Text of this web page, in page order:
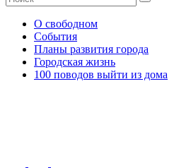
О свободном
События
Планы развития города
Городская жизнь
100 поводов выйти из дома